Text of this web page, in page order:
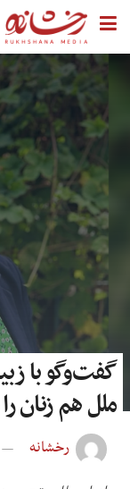
گفت‌وگو با
ملل هم زنان
رخشانه